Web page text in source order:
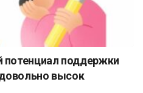
поддержки
высок